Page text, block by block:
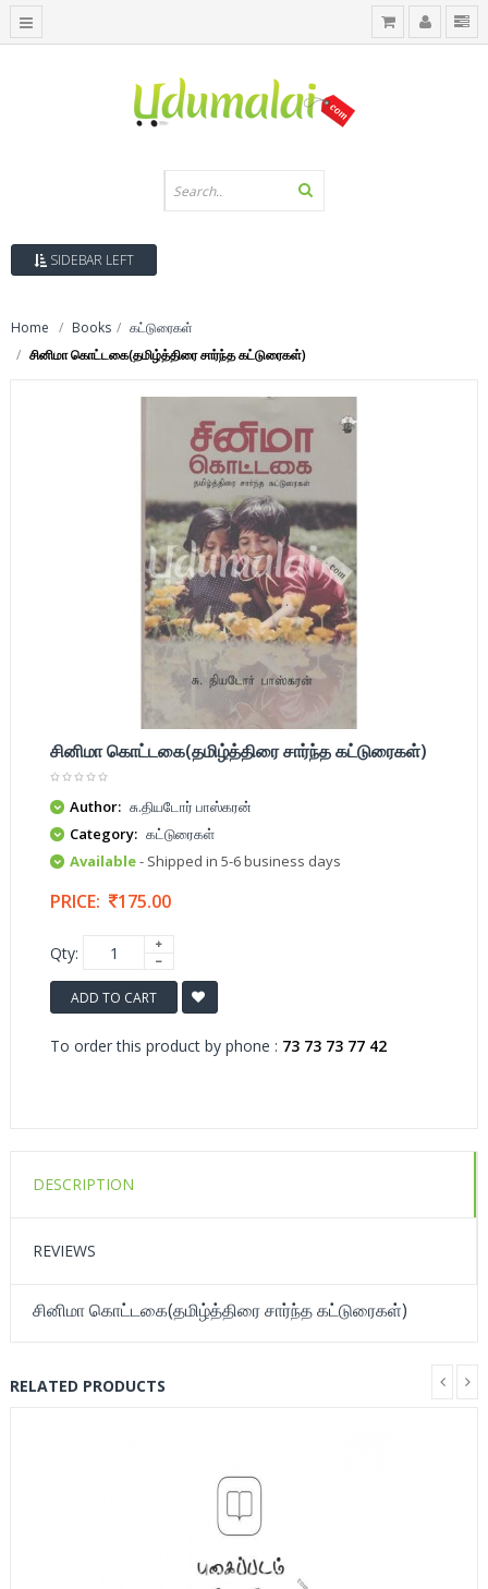
SIDEBAR LEFT
Home Books
கட்டுரைகள்
சினிமா கொட்டகை(தமிழ்த்திரை சார்ந்த கட்டுரைகள்)
சினிமா கொட்டகை(தமிழ்த்திரை சார்ந்த கட்டுரைகள்)
Author: சு.தியடோர் பாஸ்கரன்
Category: கட்டுரைகள்
Available- Shipped in 5-6 business days
PRICE: 175.00
Qty:
ADD TO CART
To order this product by phone : 73 73 73 77 42
DESCRIPTION
REVIEWS
சினிமா கொட்டகை(தமிழ்த்திரை சார்ந்த கட்டுரைகள்)
RELATED PRODUCTS